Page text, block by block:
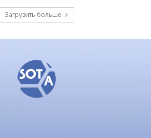
Загрузить больше